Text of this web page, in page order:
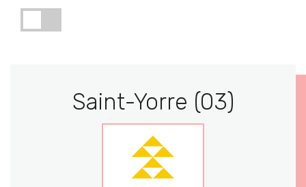
Saint-Yorre (03)